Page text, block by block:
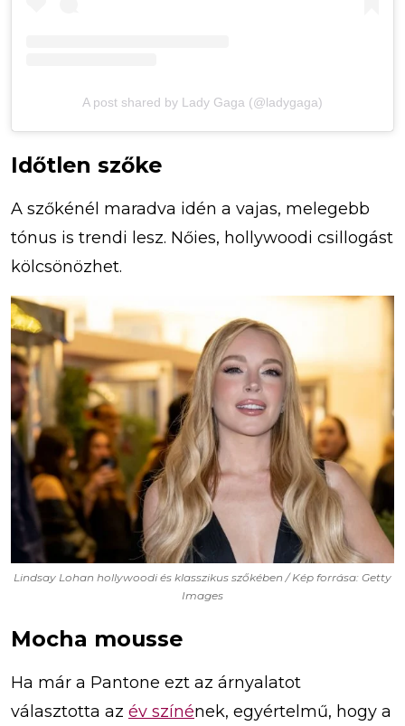
A post shared by Lady Gaga (@ladygaga)
Időtlen szőke
A szőkénél maradva idén a vajas, melegebb
tónus is trendi lesz. Nőies, hollywoodi csillogást
kölcsönözhet.
Lindsay Lohan hollywoodi és klasszikus szőkében / Kép forrása: Getty
Images
Mocha mousse
Ha már a Pantone ezt az árnyalatot
választotta az év színének, egyértelmű, hogy a